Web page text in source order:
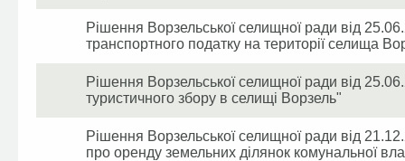
Рішення Ворзельської селищної ради від
транспортного податку на території селища
Рішення Ворзельської селищної ради від
туристичного збору в селищі Ворзель"
Рішення Ворзельської селищної ради від
про оренду земельних ділянок комунальної